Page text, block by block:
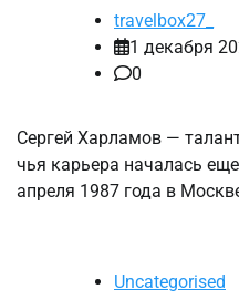
travelbox27_
1 декабря
0
Сергей Харламов —
чья карьера началась
апреля 1987 года в
Uncategorised